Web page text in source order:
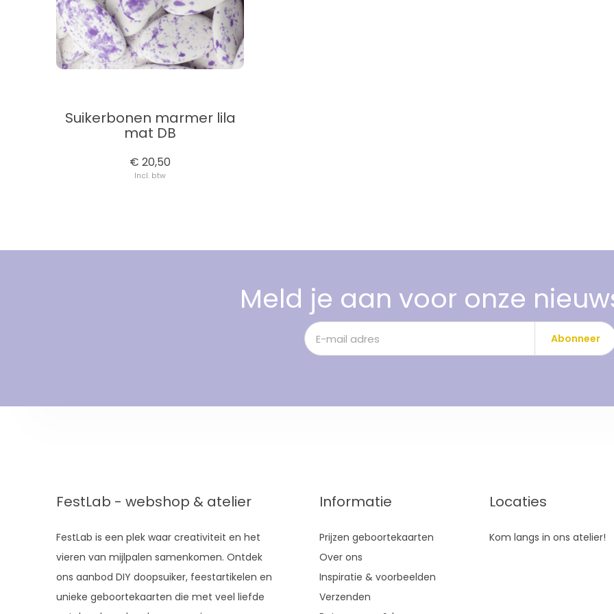
Suikerbonen marmer lila
mat DB
€ 20,50
Incl. btw
Meld je aan voor onze
Abonneer
FestLab - webshop & atelier
FestLab is een plek waar creativiteit en het
vieren van mijlpalen samenkomen. Ontdek
ons aanbod DIY doopsuiker, feestartikelen en
unieke geboortekaarten die met veel liefde
Informatie
Prijzen geboortekaarten
Over ons
Inspiratie & voorbeelden
Verzenden
Locaties
Kom langs in ons atelier!